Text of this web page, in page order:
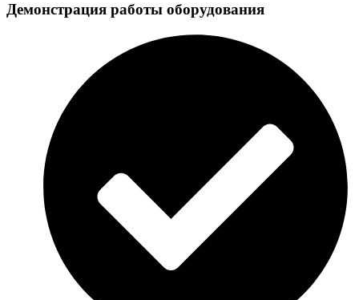
Демонстрация работы оборудования